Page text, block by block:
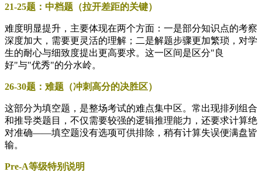
21-25题：中档题（拉开差距的关键）
难度明显提升，主要体现在两个方面：一是部分知识点的考察
深度加大，需要更灵活的理解；二是解题步骤更加繁琐，对学
生的耐心与细致度提出更高要求。这一区间是区分"良
好"与"优秀"的分水岭。
26-30题：难题（冲刺高分的决胜区）
这部分为填空题，是整场考试的难点集中区。常出现排列组合
和推导类题目，不仅需要较强的逻辑推理能力，还要求计算绝
对准确——填空题没有选项可供排除，稍有计算失误便满盘皆
输。
Pre-A等级特别说明